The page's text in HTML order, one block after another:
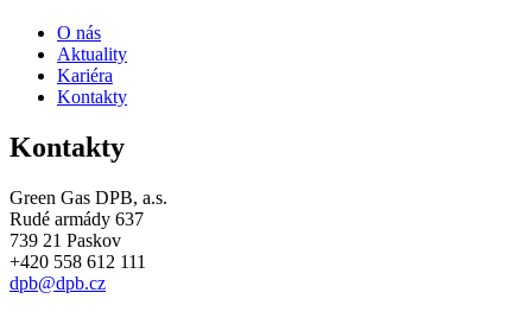
O nás
Aktuality
Kariéra
Kontakty
Kontakty
Green Gas DPB, a.s.
Rudé armády 637
739 21 Paskov
+420 558 612 111
dpb@dpb.cz